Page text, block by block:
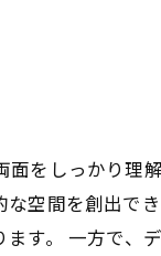
をしっかり
空間を創出
す。 一方で